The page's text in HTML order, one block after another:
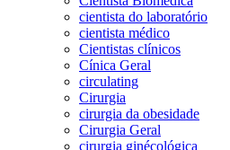
cientista do laboratório
cientista médico
Cientistas clínicos
Cínica Geral
circulating
Cirurgia
cirurgia da obesidade
Cirurgia Geral
cirurgia ginécológica